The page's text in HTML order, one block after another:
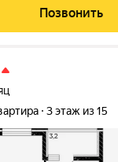
центральное
Позвонить
3 этаж из 15